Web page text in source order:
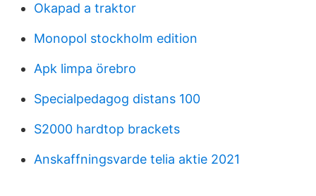
Okapad a traktor
Monopol stockholm edition
Apk limpa örebro
Specialpedagog distans 100
S2000 hardtop brackets
Anskaffningsvarde telia aktie 2021